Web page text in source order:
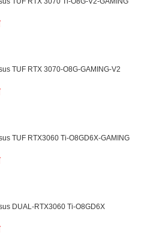
TUF RTX 3070-O8G-GAMING-V2
TUF RTX3060 Ti-O8GD6X-GAMING
DUAL-RTX3060 Ti-O8GD6X